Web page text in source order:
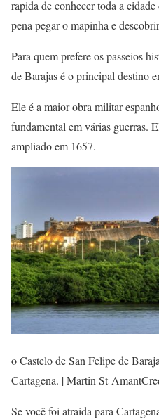
rapida de conhecer toda a
pena pegar o mapinha e
Para quem prefere os passeios
de Barajas é o principal destino
Ele é a maior obra militar
fundamental em várias guerras.
ampliado em 1657.
o Castelo de San Felipe de
Cartagena. | Martin St-
Se você foi atraída para